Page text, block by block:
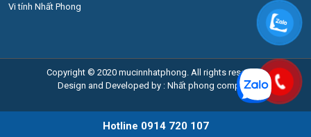
Vi tính Nhất Phong
Copyright © 2020 mucinnhatphong. All rights reserved.
Design and Developed by : Nhất phong company
Hotline 0914 720 107